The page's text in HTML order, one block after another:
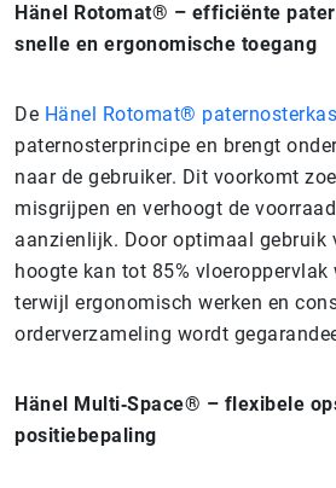
Hänel Rotomat® – efficiënte
snelle en ergonomische toegang
De Hänel Rotomat®
paternosterprincipe en brengt
naar de gebruiker. Dit voorkomt
misgrijpen en verhoogt de
aanzienlijk. Door optimaal gebruik
hoogte kan tot 85% vloeroppervlak
terwijl ergonomisch werken en
orderverzameling wordt
Hänel Multi‑Space® – flexibele
positiebepaling